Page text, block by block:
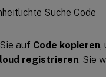
auf Code kopieren,
registrieren. Sie